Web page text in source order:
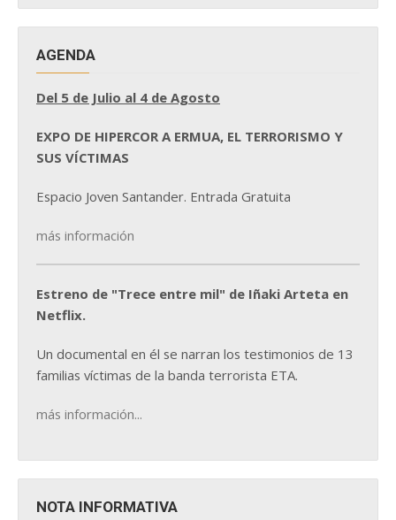
AGENDA
Del 5 de Julio al 4 de Agosto
EXPO DE HIPERCOR A ERMUA, EL TERRORISMO Y
SUS VÍCTIMAS
Espacio Joven Santander. Entrada Gratuita
más información
Estreno de "Trece entre mil" de Iñaki Arteta en
Netflix.
Un documental en él se narran los testimonios de 13
familias víctimas de la banda terrorista ETA.
más información...
NOTA INFORMATIVA